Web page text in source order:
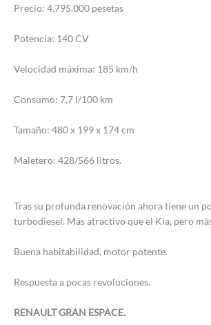
Precio: 4.795.000 pesetas
Potencia: 140 CV
Velocidad máxima: 185 km/h
Consumo: 7,7 l/100 km
Tamaño: 480 x 199 x 174 cm
Maletero: 428/566 litros.
Tras su profunda renovación ahora tiene un
turbodiesel. Más atractivo que el Kia, pero
Buena habitabilidad, motor potente.
Respuesta a pocas revoluciones.
RENAULT GRAN ESPACE.